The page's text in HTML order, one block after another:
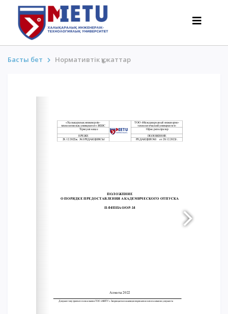
Барлығы қабылдау туралы
International studying
Басты бет Нормативтік құжаттар